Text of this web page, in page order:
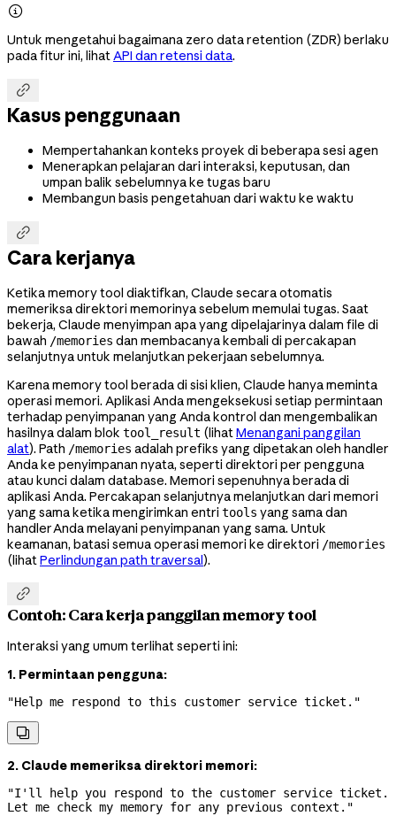

Untuk mengetahui bagaimana zero data retention (ZDR) berlaku
pada fitur ini, lihatAPI dan retensi data.

Kasus penggunaan
Mempertahankan konteks proyek di beberapa sesi agen
Menerapkan pelajaran dari interaksi, keputusan, dan
umpan balik sebelumnya ke tugas baru
Membangun basis pengetahuan dari waktu ke waktu

Cara kerjanya
Ketika memory tool diaktifkan, Claude secara otomatis
memeriksa direktori memorinya sebelum memulai tugas. Saat
bekerja, Claude menyimpan apa yang dipelajarinya dalam file di
bawah /memories dan membacanya kembali di percakapan
selanjutnya untuk melanjutkan pekerjaan sebelumnya.
Karena memory tool berada di sisi klien, Claude hanya meminta
operasi memori. Aplikasi Anda mengeksekusi setiap permintaan
terhadap penyimpanan yang Anda kontrol dan mengembalikan
hasilnya dalam blok tool_result (lihat Menangani panggilan
alat). Path /memories adalah prefiks yang dipetakan oleh handler
Anda ke penyimpanan nyata, seperti direktori per pengguna
atau kunci dalam database. Memori sepenuhnya berada di
aplikasi Anda. Percakapan selanjutnya melanjutkan dari memori
yang sama ketika mengirimkan entri tools yang sama dan
handler Anda melayani penyimpanan yang sama. Untuk
keamanan, batasi semua operasi memori ke direktori /memories
(lihat Perlindungan path traversal).

Contoh: Cara kerja panggilan memory tool
Interaksi yang umum terlihat seperti ini:
1. Permintaan pengguna:
"Help me respond to this customer service ticket."

2. Claude memeriksa direktori memori:
"I'll help you respond to the customer service ticket.
Let me check my memory for any previous context."